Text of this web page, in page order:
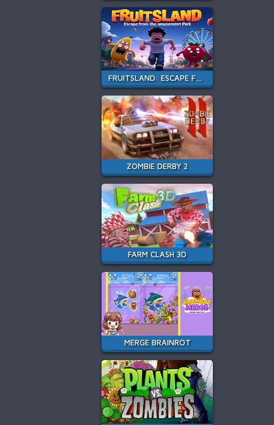
FRUITSLAND: ESCAPE FROM THE AMUSEMENT PARK
ZOMBIE DERBY 2
FARM CLASH 3D
MERGE BRAINROT